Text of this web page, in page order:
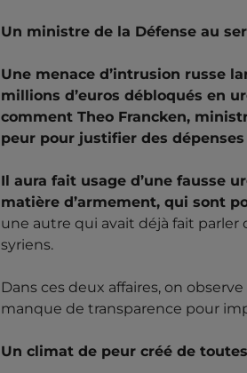
THEO
COURSE À
18 MAI 2026 -Un ministre de la
débloqués en urgence : une
Francken, ministre de la Défense
Un ministre de la Défense au
Une menace d’intrusion russe
millions d’euros débloqués en
comment Theo Francken,
peur pour justifier des
Il aura fait usage d’une fausse
matière d’armement, qui sont
une autre qui avait déjà fait parler
syriens.
Dans ces deux affaires, on
manque de transparence pour
Un climat de peur créé de